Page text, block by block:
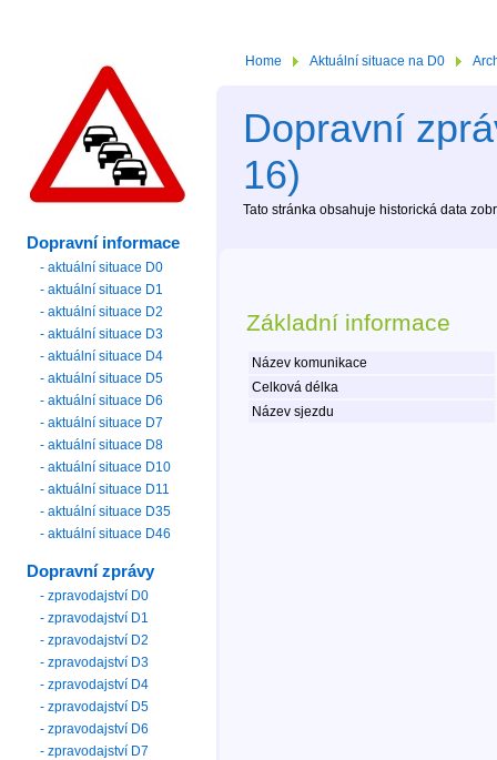
Home Aktuální situace na D0
Dopravní
16)
Tato stránka obsahuje historická data
Základní informace
Název komunikace
Celková délka
Název sjezdu
Dopravní informace
- aktuální situace D0
- aktuální situace D1
- aktuální situace D2
- aktuální situace D3
- aktuální situace D4
- aktuální situace D5
- aktuální situace D6
- aktuální situace D7
- aktuální situace D8
- aktuální situace D10
- aktuální situace D11
- aktuální situace D35
- aktuální situace D46
Dopravní zprávy
- zpravodajství D0
- zpravodajství D1
- zpravodajství D2
- zpravodajství D3
- zpravodajství D4
- zpravodajství D5
- zpravodajství D6
- zpravodajství D7